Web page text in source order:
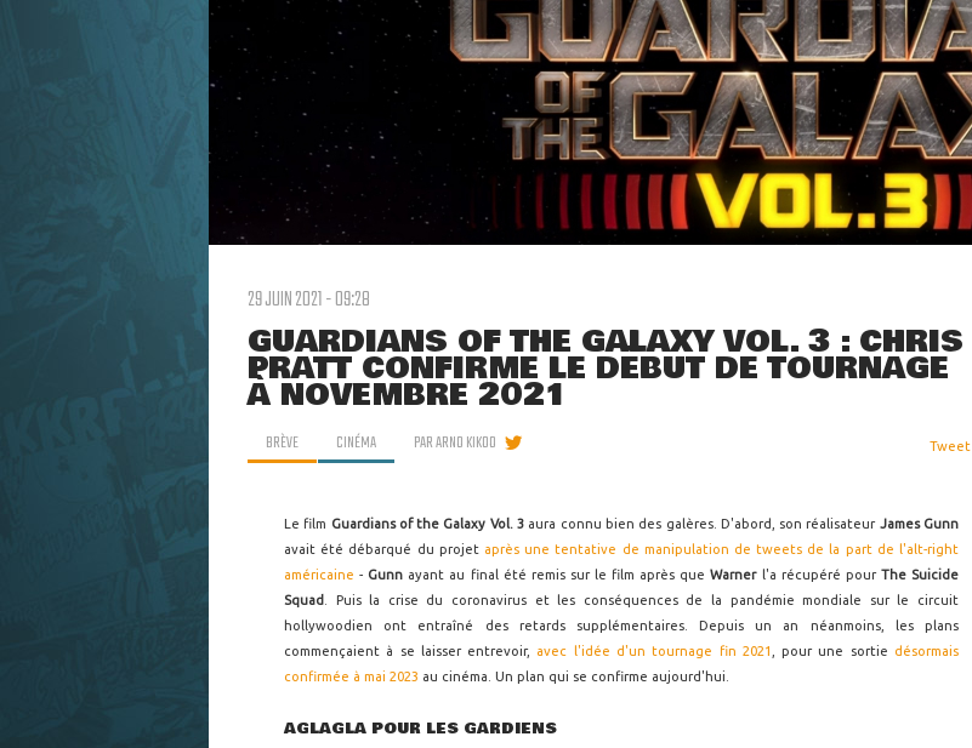
29 JUIN 2021 - 09:28
GUARDIANS OF THE GALAXY VOL. 3 : CHRIS
PRATT CONFIRME LE DÉBUT DE TOURNAGE
À NOVEMBRE 2021
BRÈVE CINÉMA PARARNO KIKOO Tweet
Le film Guardians of the Galaxy Vol. 3 aura connu bien des galères. D'abord, son réalisateur James Gunn
avait été débarqué du projet après une tentative de manipulation de tweets de la part de l'alt-right
américaine - Gunn ayant au final été remis sur le film après queWarner l'a récupéré pour The Suicide
Squad
. Puis la crise du coronavirus et les conséquences de la pandémie mondiale sur le circuit
hollywoodien ont entraîné des retards supplémentaires. Depuis un an néanmoins, les plans
commençaient à se laisser entrevoir, avec l'idée d'un tournage fin 2021 , pour une sortie désormais
confirmée à mai 2023 au cinéma. Un plan qui se confirme aujourd'hui.
AGLAGLA POUR LES GARDIENS